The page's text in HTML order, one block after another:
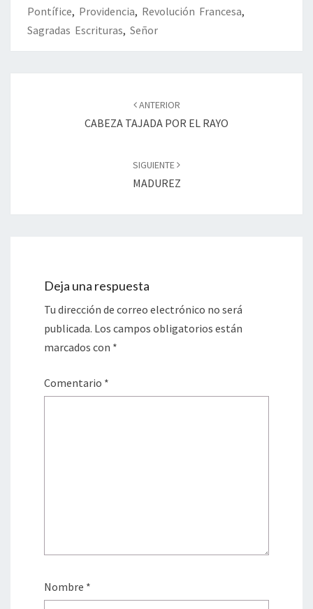
Pontífice, Providencia, Revolución Francesa,
Sagradas Escrituras, Señor
ANTERIOR
CABEZA TAJADA POR EL RAYO
SIGUIENTE
MADUREZ
Deja una respuesta
Tu dirección de correo electrónico no será
publicada. Los campos obligatorios están
marcados con *
Comentario *
Nombre *